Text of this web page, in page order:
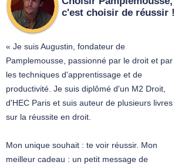
c'est choisir de réussir !
« Je suis Augustin, fondateur de
Pamplemousse, passionné par le droit et par
les techniques d'apprentissage et de
productivité. Je suis diplômé d'un M2 Droit,
d'HEC Paris et suis auteur de plusieurs livres
sur la réussite en droit.
Mon unique souhait : te voir réussir. Mon
meilleur cadeau : un petit message de